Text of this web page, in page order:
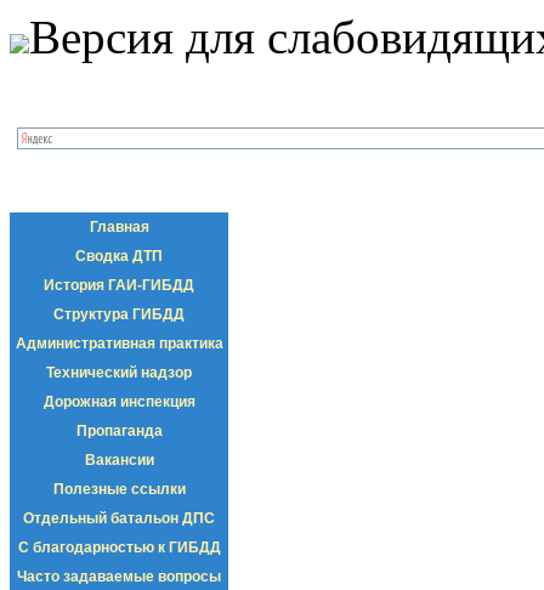
Версия для
Главная
Сводка ДТП
История ГАИ-ГИБДД
Структура ГИБДД
Административная практика
Технический надзор
Дорожная инспекция
Пропаганда
Вакансии
Полезные ссылки
Отдельный батальон ДПС
С благодарностью к ГИБДД
Часто задаваемые вопросы